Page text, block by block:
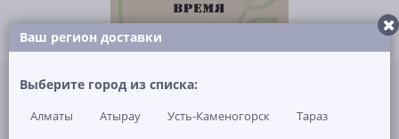
Нет в наличии
Ваш регион доставки
Выберите город из списка:
Алматы Атырау Усть-Каменогорск
Тараз